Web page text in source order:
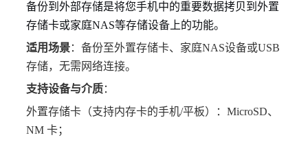
备份到外部存储是将您手机中的重要数据拷贝到外置
存储卡或家庭NAS等存储设备上的功能。
适用场景：备份至外置存储卡、家庭NAS设备或USB
存储，无需网络连接。
支持设备与介质：
外置存储卡（支持内存卡的手机/平板）：MicroSD、
NM 卡；